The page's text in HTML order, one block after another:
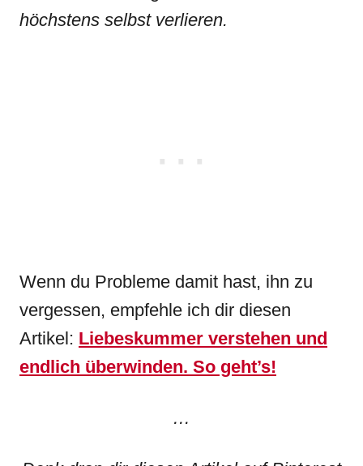
höchstens selbst verlieren.
Wenn du Probleme damit hast, ihn zu
vergessen, empfehle ich dir diesen
Artikel: Liebeskummer verstehen und
endlich überwinden. So geht’s!
…